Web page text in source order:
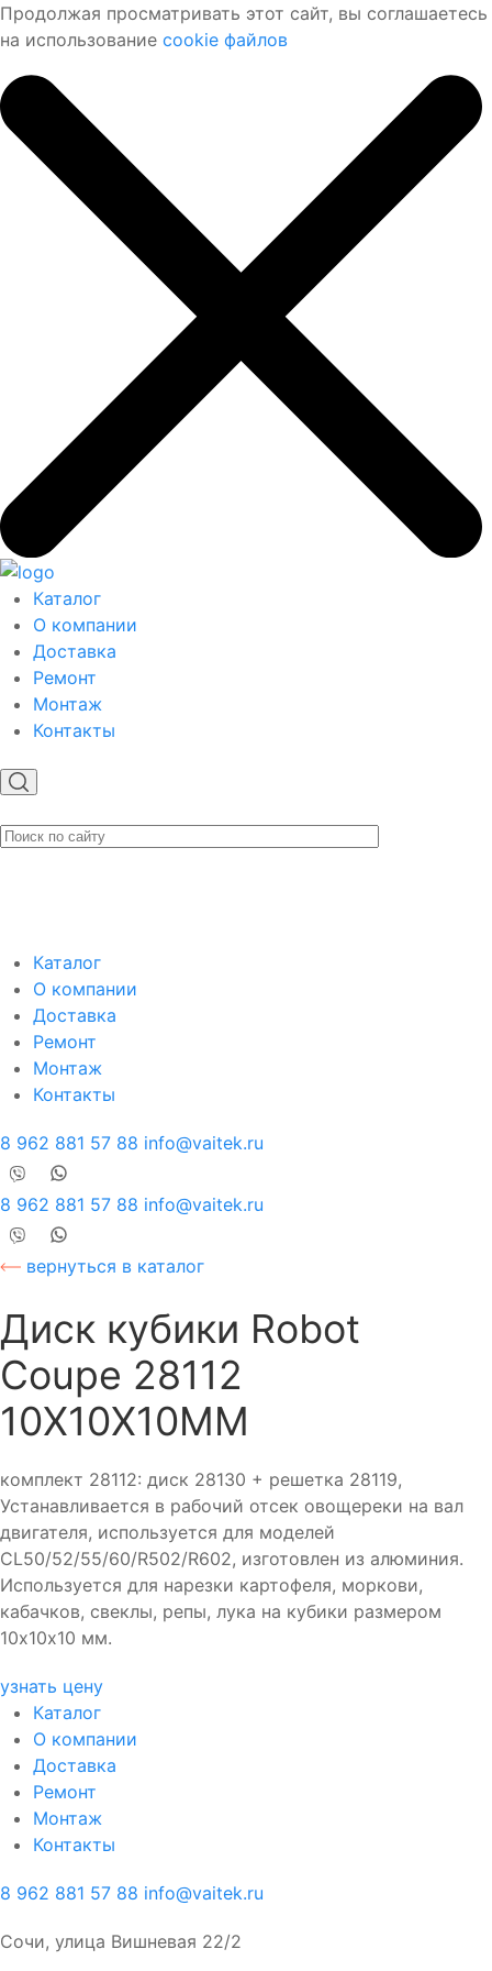
Продолжая просматривать этот сайт, вы соглашаетесь
на использование cookie файлов
Каталог
О компании
Доставка
Ремонт
Монтаж
Контакты
Каталог
О компании
Доставка
Ремонт
Монтаж
Контакты
8 962 881 57 88 info@vaitek.ru
8 962 881 57 88 info@vaitek.ru
вернуться в каталог
Диск кубики Robot
Coupe 28112
10Х10Х10ММ
комплект 28112: диск 28130 + решетка 28119,
Устанавливается в рабочий отсек овощереки на вал
двигателя, используется для моделей
CL50/52/55/60/R502/R602, изготовлен из алюминия.
Используется для нарезки картофеля, моркови,
кабачков, свеклы, репы, лука на кубики размером
10х10х10 мм.
узнать цену
Каталог
О компании
Доставка
Ремонт
Монтаж
Контакты
8 962 881 57 88 info@vaitek.ru
Сочи, улица Вишневая 22/2